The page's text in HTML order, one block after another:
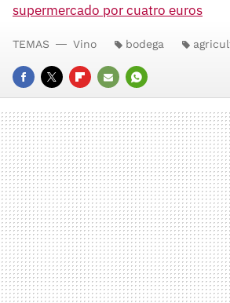
supermercado por cuatro euros
FACEBOOK
TWITTERFLIPBOARD
E-
MAIL
WHATSAPP
TEMAS Vino bodega